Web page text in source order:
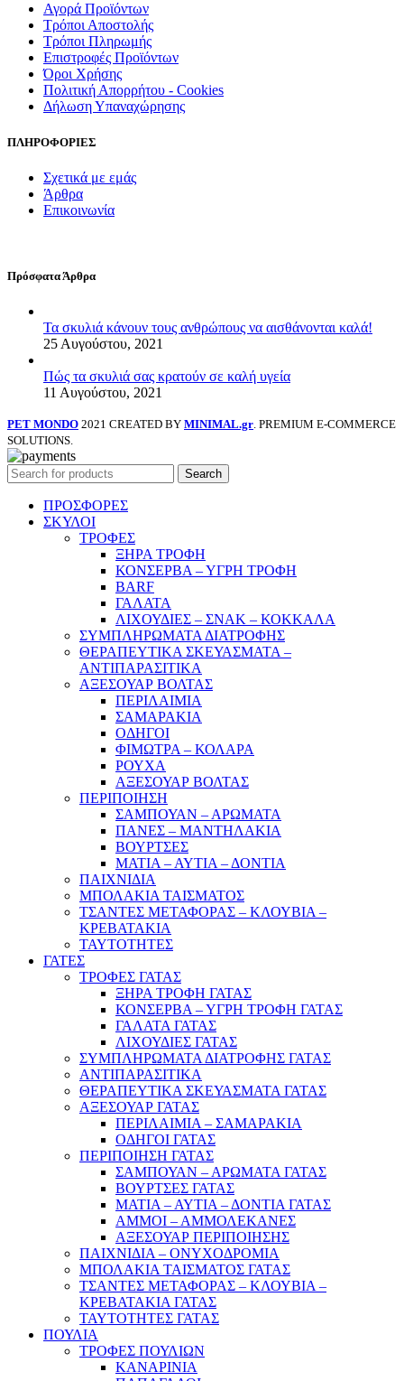
Αγορά Προϊόντων
Τρόποι Αποστολής
Τρόποι Πληρωμής
Επιστροφές Προϊόντων
Όροι Χρήσης
Πολιτική Απορρήτου - Cookies
Δήλωση Υπαναχώρησης
ΠΛΗΡΟΦΟΡΙΕΣ
Σχετικά με εμάς
Άρθρα
Επικοινωνία
Πρόσφατα Άρθρα
Τα σκυλιά κάνουν τους ανθρώπους να αισθάνονται καλά!
25 Αυγούστου, 2021
Πώς τα σκυλιά σας κρατούν σε καλή υγεία
11 Αυγούστου, 2021
PET MONDO 2021 CREATED BY MINIMAL.gr. PREMIUM E-COMMERCE
SOLUTIONS.
Search
ΠΡΟΣΦΟΡΕΣ
ΣΚΥΛΟΙ
ΤΡΟΦΕΣ
ΞΗΡΑ ΤΡΟΦΗ
ΚΟΝΣΕΡΒΑ – ΥΓΡΗ ΤΡΟΦΗ
BARF
ΓΑΛΑΤΑ
ΛΙΧΟΥΔΙΕΣ – ΣΝΑΚ – ΚΟΚΚΑΛΑ
ΣΥΜΠΛΗΡΩΜΑΤΑ ΔΙΑΤΡΟΦΗΣ
ΘΕΡΑΠΕΥΤΙΚΑ ΣΚΕΥΑΣΜΑΤΑ –
ΑΝΤΙΠΑΡΑΣΙΤΙΚΑ
ΑΞΕΣΟΥΑΡ ΒΟΛΤΑΣ
ΠΕΡΙΛΑΙΜΙΑ
ΣΑΜΑΡΑΚΙΑ
ΟΔΗΓΟΙ
ΦΙΜΩΤΡΑ – ΚΟΛΑΡΑ
ΡΟΥΧΑ
ΑΞΕΣΟΥΑΡ ΒΟΛΤΑΣ
ΠΕΡΙΠΟΙΗΣΗ
ΣΑΜΠΟΥΑΝ – ΑΡΩΜΑΤΑ
ΠΑΝΕΣ – ΜΑΝΤΗΛΑΚΙΑ
ΒΟΥΡΤΣΕΣ
ΜΑΤΙΑ – ΑΥΤΙΑ – ΔΟΝΤΙΑ
ΠΑΙΧΝΙΔΙΑ
ΜΠΟΛΑΚΙΑ ΤΑΙΣΜΑΤΟΣ
ΤΣΑΝΤΕΣ ΜΕΤΑΦΟΡΑΣ – ΚΛΟΥΒΙΑ –
ΚΡΕΒΑΤΑΚΙΑ
ΤΑΥΤΟΤΗΤΕΣ
ΓΑΤΕΣ
ΤΡΟΦΕΣ ΓΑΤΑΣ
ΞΗΡΑ ΤΡΟΦΗ ΓΑΤΑΣ
ΚΟΝΣΕΡΒΑ – ΥΓΡΗ ΤΡΟΦΗ ΓΑΤΑΣ
ΓΑΛΑΤΑ ΓΑΤΑΣ
ΛΙΧΟΥΔΙΕΣ ΓΑΤΑΣ
ΣΥΜΠΛΗΡΩΜΑΤΑ ΔΙΑΤΡΟΦΗΣ ΓΑΤΑΣ
ΑΝΤΙΠΑΡΑΣΙΤΙΚΑ
ΘΕΡΑΠΕΥΤΙΚΑ ΣΚΕΥΑΣΜΑΤΑ ΓΑΤΑΣ
ΑΞΕΣΟΥΑΡ ΓΑΤΑΣ
ΠΕΡΙΛΑΙΜΙΑ – ΣΑΜΑΡΑΚΙΑ
ΟΔΗΓΟΙ ΓΑΤΑΣ
ΠΕΡΙΠΟΙΗΣΗ ΓΑΤΑΣ
ΣΑΜΠΟΥΑΝ – ΑΡΩΜΑΤΑ ΓΑΤΑΣ
ΒΟΥΡΤΣΕΣ ΓΑΤΑΣ
ΜΑΤΙΑ – ΑΥΤΙΑ – ΔΟΝΤΙΑ ΓΑΤΑΣ
ΑΜΜΟΙ – ΑΜΜΟΛΕΚΑΝΕΣ
ΑΞΕΣΟΥΑΡ ΠΕΡΙΠΟΙΗΣΗΣ
ΠΑΙΧΝΙΔΙΑ – ΟΝΥΧΟΔΡΟΜΙΑ
ΜΠΟΛΑΚΙΑ ΤΑΙΣΜΑΤΟΣ ΓΑΤΑΣ
ΤΣΑΝΤΕΣ ΜΕΤΑΦΟΡΑΣ – ΚΛΟΥΒΙΑ –
ΚΡΕΒΑΤΑΚΙΑ ΓΑΤΑΣ
ΤΑΥΤΟΤΗΤΕΣ ΓΑΤΑΣ
ΠΟΥΛΙΑ
ΤΡΟΦΕΣ ΠΟΥΛΙΩΝ
ΚΑΝΑΡΙΝΙΑ